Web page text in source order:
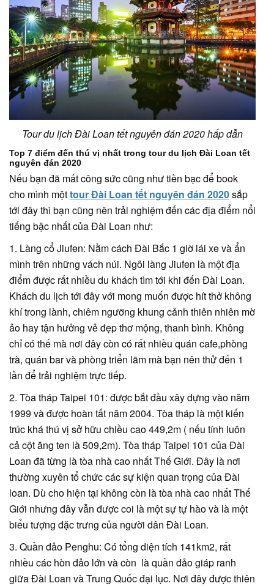
Tour du lịch Đài Loan tết nguyên đán 2020 hấp dẫn
Top 7 điểm đến thú vị nhất trong tour du lịch Đài Loan tết
nguyên đán 2020
Nếu bạn đã mất công sức cũng như tiền bạc để book
cho mình mộttour Đài Loan tết nguyên đán 2020sắp
tới đây thì bạn cũng nên trải nghiệm đến các địa điểm nổi
tiếng bậc nhất của Đài Loan như:
1. Làng cổ Jiufen: Nằm cách Đài Bắc 1 giờ lái xe và ẩn
mình trên những vách núi. Ngôi làng Jiufen là một địa
điểm được rất nhiều du khách tìm tới khi đến Đài Loan.
Khách du lịch tới đây với mong muốn được hít thở không
khí trong lành, chiêm ngưỡng khung cảnh thiên nhiên mờ
ảo hay tận hưởng vẻ đẹp thơ mộng, thanh bình. Không
chỉ có thế mà nơi đây còn có rất nhiều quán cafe,phòng
trà, quán bar và phòng triển lãm mà bạn nên thử đến 1
lần để trải nghiệm trực tiếp.
2. Tòa tháp Taipei 101: được bắt đầu xây dựng vào năm
1999 và được hoàn tất năm 2004. Tòa tháp là một kiến
trúc khá thú vị sở hữu chiều cao 449,2m ( nếu tính luôn
cả cột ăng ten là 509,2m). Tòa tháp Taipei 101 của Đài
Loan đã từng là tòa nhà cao nhất Thế Giới. Đây là nơi
thường xuyên tổ chức các sự kiện quan trọng của Đài
loan. Dù cho hiện tại không còn là tòa nhà cao nhất Thế
Giới nhưng đây vẫn được coi là một sự tự hào và là một
biểu tượng đặc trưng của người dân Đài Loan.
3. Quần đảo Penghu: Có tổng diện tích 141km2, rất
nhiều các hòn đảo lớn và còn là quần đảo giáp ranh
giữa Đài Loan và Trung Quốc đại lục. Nơi đây được thiên